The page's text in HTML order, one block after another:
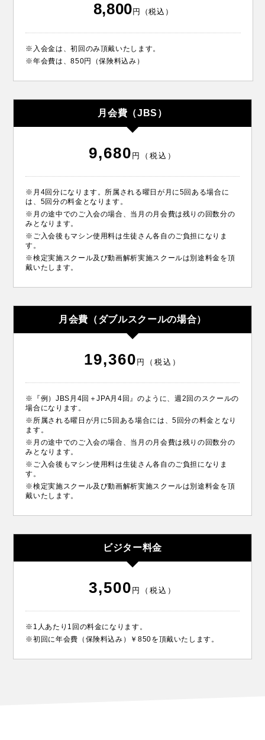
8,800円（税込）
※入会金は、初回のみ頂戴いたします。
※年会費は、850円（保険料込み）
月会費（JBS）
9,680 円（税込）
※月4回分になります。所属される曜日が月に5回ある場合に
は、5回分の料金となります。
※月の途中でのご入会の場合、当月の月会費は残りの回数分の
みとなります。
※ご入会後もマシン使用料は生徒さん各自のご負担になりま
す。
※検定実施スクール及び動画解析実施スクールは別途料金を頂
戴いたします。
月会費（ダブルスクールの場合）
19,360 円（税込）
※『例）JBS月4回＋JPA月4回』のように、週2回のスクールの
場合になります。
※所属される曜日が月に5回ある場合には、5回分の料金となり
ます。
※月の途中でのご入会の場合、当月の月会費は残りの回数分の
みとなります。
※ご入会後もマシン使用料は生徒さん各自のご負担になりま
す。
※検定実施スクール及び動画解析実施スクールは別途料金を頂
戴いたします。
ビジター料金
3,500 円（税込）
※1人あたり1回の料金になります。
※初回に年会費（保険料込み）￥850を頂戴いたします。